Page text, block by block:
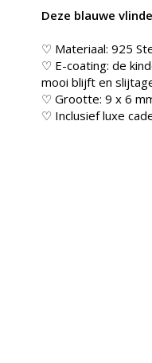
Deze blauwe
♡ Materiaal: 925
♡ E-coating: de
mooi blijft en
♡ Grootte: 9 x 6
♡ Inclusief luxe